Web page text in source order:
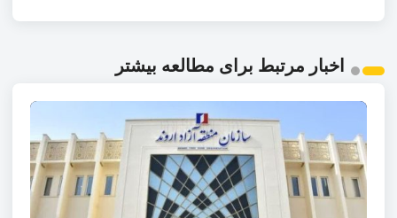
اخبار مرتبط برای مطالعه بیشتر